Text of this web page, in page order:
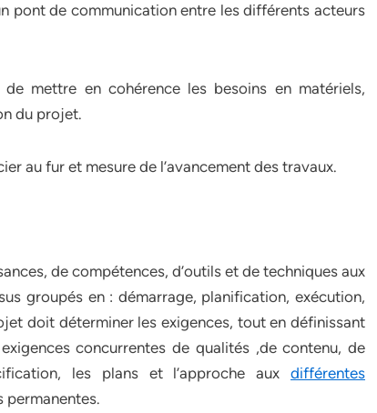
pont de communication entre les différents acteurs
mettre en cohérence les besoins en matériels,
du projet.
au fur et mesure de l’avancement des travaux.
de compétences, d’outils et de techniques aux
groupés en : démarrage, planification, exécution,
doit déterminer les exigences, tout en définissant
concurrentes de qualités ,de contenu, de
les plans et l’approche aux différentes
permanentes.